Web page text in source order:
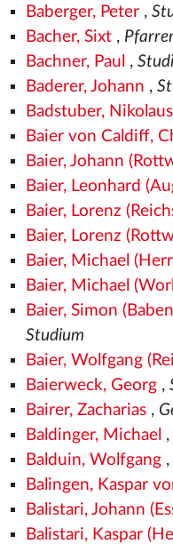
Baberger, Peter,
Bacher, Sixt,
Bachner, Paul ,
Baderer, Johann ,
Badstuber, Nikolaus
Baier von Caldiff,
Baier, Johann
Baier, Leonhard
Baier, Lorenz
Baier, Lorenz
Baier, Michael
Baier, Michael
Baier, Simon
Studium
Baier, Wolfgang
Baierweck, Georg,
Bairer, Zacharias,
Baldinger, Michael ,
Balduin, Wolfgang,
Balingen, Kaspar
Balistari, Johann
Balistari, Kaspar